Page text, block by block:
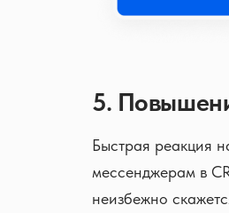
5.
Быстрая реакция
мессенджерам в
неизбежно